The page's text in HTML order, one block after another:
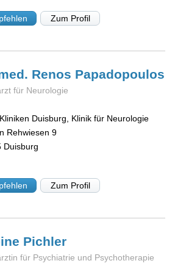
Zum Profil
Renos Papadopoulos
für Neurologie
Duisburg, Klinik für Neurologie
Rehwiesen 9
Duisburg
Zum Profil
Pichler
für Psychiatrie und Psychotherapie